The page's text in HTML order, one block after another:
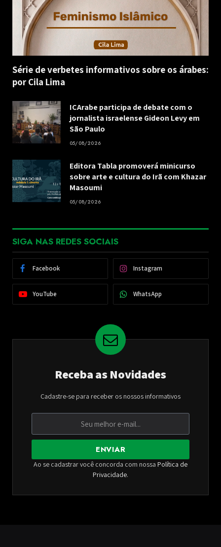
Série de verbetes informativos sobre os árabes:
por Cila Lima
ICArabe participa de debate com o
jornalista israelense Gideon Levy em
São Paulo
05/08/2026
Editora Tabla promoverá minicurso
sobre arte e cultura do Irã com Khazar
Masoumi
05/08/2026
SIGA NAS REDES SOCIAIS
Facebook Instagram
YouTube WhatsApp
Receba as Novidades
Cadastre-se para receber os nossos informativos
ENVIAR
Ao se cadastrar você concorda com nossa Política de
Privacidade.